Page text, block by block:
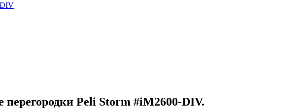
Peli Storm #iM2600-DIV.